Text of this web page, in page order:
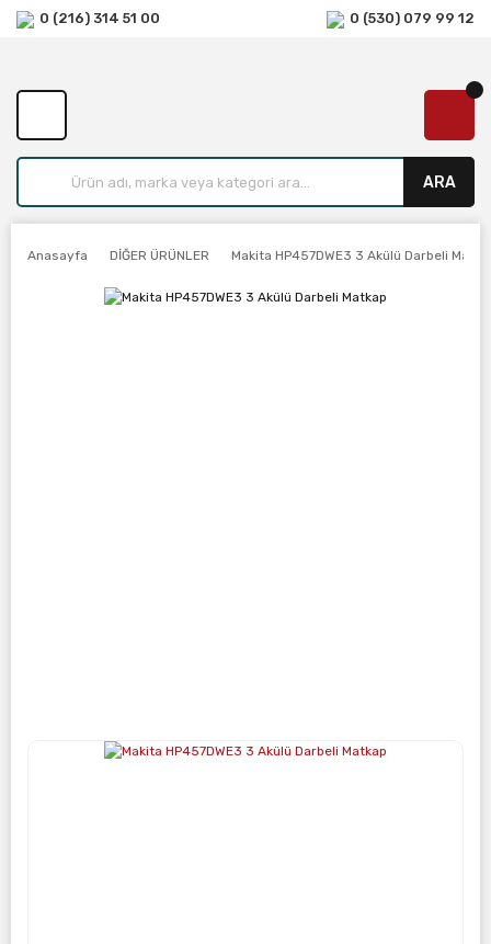
0 (216) 314 51 00 0 (530) 079 99 12
ARA
Anasayfa DİĞER ÜRÜNLER Makita HP457DWE3 3 Akülü Darbeli